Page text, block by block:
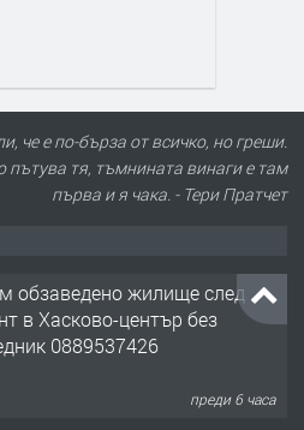
че е по-бърза от всичко, но греши.
пътува тя, тъмнината винаги е там
първа и я чака. - Тери Пратчет
обзаведено жилище след
в Хасково-център без
0889537426
преди 6 часа